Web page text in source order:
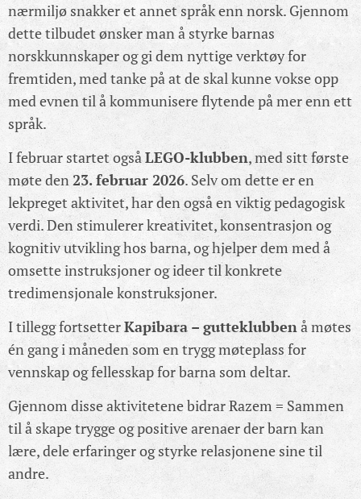
nærmiljø snakker et annet språk enn norsk. Gjennom
dette tilbudet ønsker man å styrke barnas
norskkunnskaper og gi dem nyttige verktøy for
fremtiden, med tanke på at de skal kunne vokse opp
med evnen til å kommunisere flytende på mer enn ett
språk.
I februar startet ogsåLEGO-klubben, med sitt første
møte den23. februar 2026. Selv om dette er en
lekpreget aktivitet, har den også en viktig pedagogisk
verdi. Den stimulerer kreativitet, konsentrasjon og
kognitiv utvikling hos barna, og hjelper dem med å
omsette instruksjoner og ideer til konkrete
tredimensjonale konstruksjoner.
I tillegg fortsetterKapibara – gutteklubbenå møtes
én gang i måneden som en trygg møteplass for
vennskap og fellesskap for barna som deltar.
Gjennom disse aktivitetene bidrar Razem = Sammen
til å skape trygge og positive arenaer der barn kan
lære, dele erfaringer og styrke relasjonene sine til
andre.